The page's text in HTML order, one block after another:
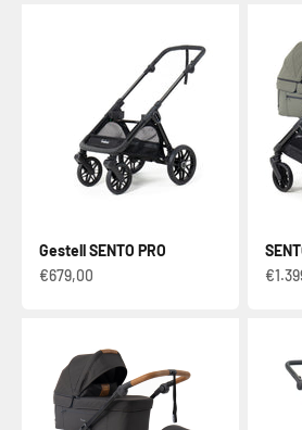
Gestell SENTO PRO
Verkaufspreis
€679,00